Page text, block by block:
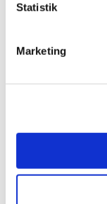
Statistik
Marketing